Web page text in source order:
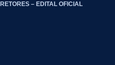
– EDITAL OFICIAL